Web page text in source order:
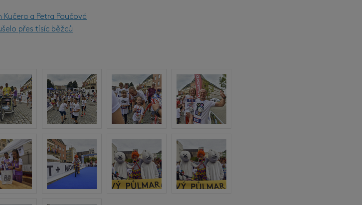
a Petra Poučová
přes tisíc běžců